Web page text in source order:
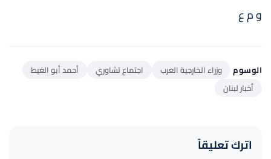
و م ع
الوسوم وزراء الخارجية العرب اجتماع تشاوري
أحمد أبو الغيط
أخبار لبنان
اترك تعليقاً